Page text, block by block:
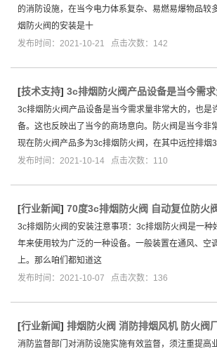
的消防设施，在当今电力体系复杂、易燃易爆物品较
烟防火阀的安装是十
发布时间：2021-10-21 点击次数：142
[技术支持] 3c排烟防火阀产品设备是当今需求
3c排烟防火阀产品设备是当今需求量非常大的，也是
备。这也反映出了当今的商场意向。防火阀是当今非
现在防火阀产品多为3c排烟防火阀，在其中远控排烟3
发布时间：2021-10-14 点击次数：110
[行业新闻] 70度3c排烟防火阀 自动复位防火
3c排烟防火阀的安装注意事项：3c排烟防火阀是一种
年来使用较为广泛的一种设备。一般装置在通风、空
上。那么咱们都知道这
发布时间：2021-10-07 点击次数：136
[行业新闻] 排烟防火阀 消防排烟风机 防火阀
消防监督部门对消防设施实施有效监督，须注重提高